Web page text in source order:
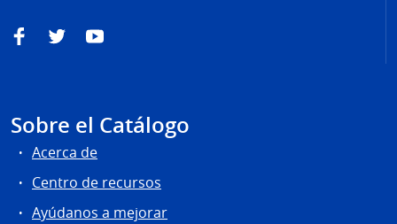
FacebookTwitterYouTube
Sobre el Catálogo
Acerca de
Centro de recursos
Ayúdanos a mejorar